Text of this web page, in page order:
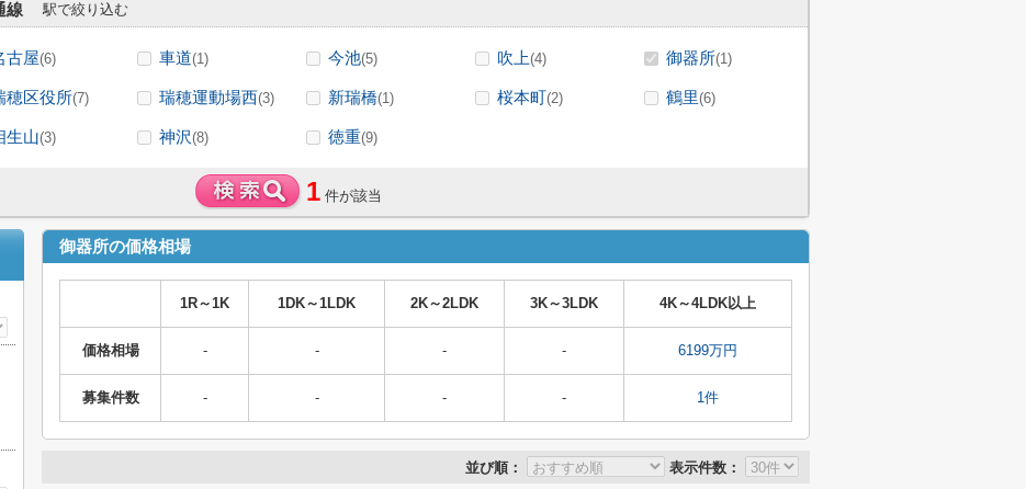
線 駅で絞り込む
古屋(6) 車道(1) 今池(5) 吹上(4) 御器所(1)
穂区役所(7) 瑞穂運動場西(3) 新瑞橋(1) 桜本町(2) 鶴里(6)
生山(3) 神沢(8) 徳重(9)
1 件が該当
御器所の価格相場
1R～1K 1DK～1LDK 2K～2LDK 3K～3LDK 4K～4LDK以上
価格相場 - - - - 6199万円
募集件数 - - - - 1件
並び順： 表示件数：